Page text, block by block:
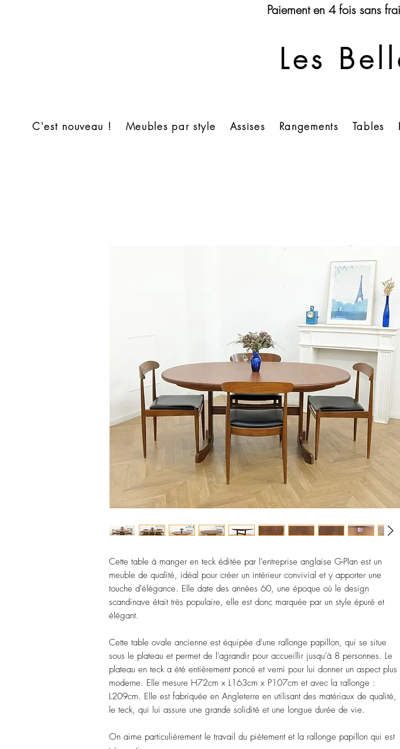
Paiement en 4 fois sans
Les
C'est nouveau ! Meubles par style Assises Rangements Tables
Cette table à manger en teck éditée par l'entreprise anglaise G-Plan est un
meuble de qualité, idéal pour créer un intérieur convivial et y apporter une
touche d'élégance. Elle date des années 60, une époque où le design
scandinave était très populaire, elle est donc marquée par un style épuré et
élégant.
Cette table ovale ancienne est équipée d'une rallonge papillon, qui se situe
sous le plateau et permet de l'agrandir pour accueillir jusqu'à 8 personnes. Le
plateau en teck a été entièrement poncé et verni pour lui donner un aspect plus
moderne. Elle mesure H72cm x L163cm x P107cm et avec la rallonge :
L209cm. Elle est fabriquée en Angleterre en utilisant des matériaux de qualité,
le teck, qui lui assure une grande solidité et une longue durée de vie.
On aime particulièrement le travail du piètement et la rallonge papillon qui est